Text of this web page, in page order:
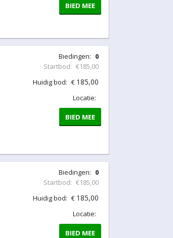
BIED MEE
Biedingen: 0
Startbod: €185,00
Huidig bod: € 185,00
Locatie:
BIED MEE
Biedingen: 0
Startbod: €185,00
Huidig bod: € 185,00
Locatie:
BIED MEE